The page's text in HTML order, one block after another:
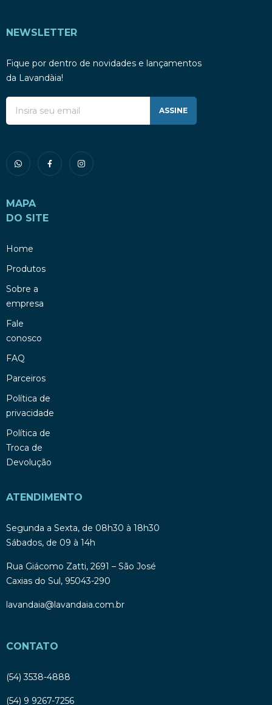
NEWSLETTER
Fique por dentro de novidades e lançamentos
da Lavandàia!
ASSINE
MAPA
DO SITE
Home
Produtos
Sobre a
empresa
Fale
conosco
FAQ
Parceiros
Política de
privacidade
Política de
Troca de
Devolução
ATENDIMENTO
Segunda a Sexta, de 08h30 à 18h30
Sábados, de 09 à 14h
Rua Giácomo Zatti, 2691 – São José
Caxias do Sul, 95043-290
lavandaia@lavandaia.com.br
CONTATO
(54) 3538-4888
(54) 9 9267-7256